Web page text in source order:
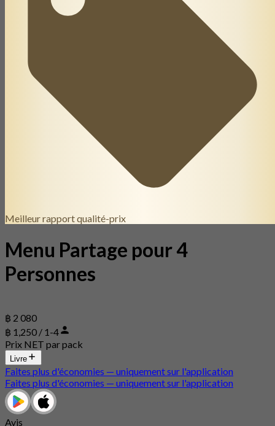
Meilleur rapport qualité-prix
Menu Partage pour 4
Personnes
฿ 2 080
฿ 1,250 / 1-4
Prix NET par pack
Livre
Faites plus d'économies — uniquement sur l'application
Faites plus d'économies — uniquement sur l'application
Avis